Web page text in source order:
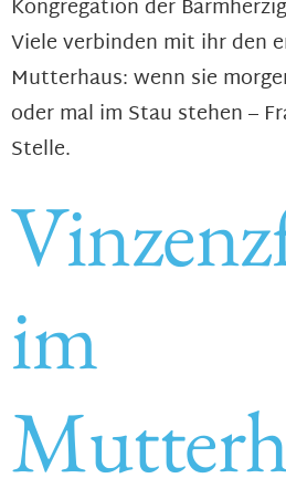
Kongregation der
Viele verbinden mit ihr den
Mutterhaus: wenn sie
oder mal im Stau stehen –
Stelle.
im